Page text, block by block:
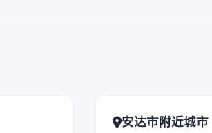
安达市附近城市